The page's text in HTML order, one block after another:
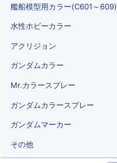
艦船模型用カラー(C601～609)
水性ホビーカラー
アクリジョン
ガンダムカラー
Mr.カラースプレー
ガンダムカラースプレー
ガンダムマーカー
その他